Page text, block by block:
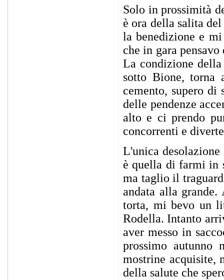
Solo in prossimità
è ora della salita
la benedizione e
che in gara
La condizione
sotto Bione, torna
cemento, supero
delle pendenze
alto e ci prendo
concorrenti e
L'unica
è quella di farmi in
ma taglio il
andata alla
torta, mi bevo un
Rodella. Intanto
aver messo in
prossimo autunno
mostrine acquisite,
della salute che